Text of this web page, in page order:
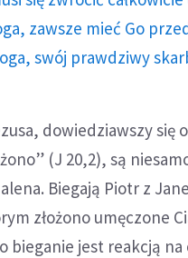
zawsze mieć Go
swój prawdziwy
dowiedziawszy się
(J 20,2), są
Biegają Piotr z
złożono umęczone
bieganie jest reakcją